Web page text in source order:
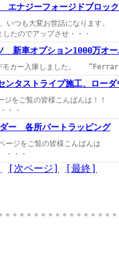
エナジーフォージドブロッ
も大変お世話になります。 大
したのでアップさせ・・・
新車オプション1000万オ
デモカー入庫しました。
ンタストライプ施工、ローダ
をご覧の皆様こんばんは！！
・
ー 各所パートラッピング
ジをご覧の皆様こんばんは ３
・・
[次ページ] [最終]